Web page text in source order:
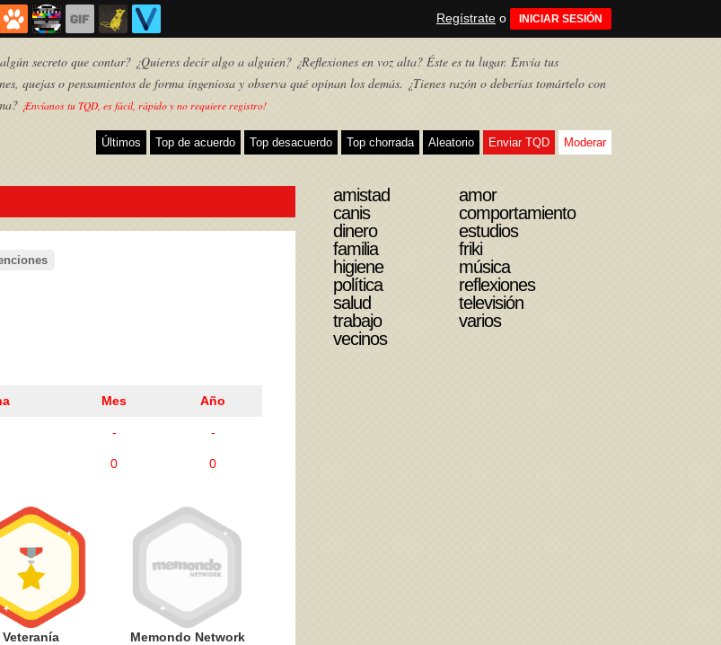
Regístrate o INICIAR SESIÓN
algún secreto que contar? ¿Quieres decir algo a alguien? ¿Reflexiones en voz alta? Éste es tu lugar. Envía tus
quejas o pensamientos de forma ingeniosa y observa qué opinan los demás. ¿Tienes razón o deberías tomártelo con
¡Envíanos tu TQD, es fácil, rápido y no requiere registro!
Últimos Top de acuerdo Top desacuerdo Top chorrada Aleatorio Enviar TQD Moderar
de cookies
Mes Año
- -
0 0
Veteranía Memondo Network
amistad
amor
canis
comportamiento
dinero
estudios
familia
friki
higiene
música
política
reflexiones
salud
televisión
trabajo
varios
vecinos